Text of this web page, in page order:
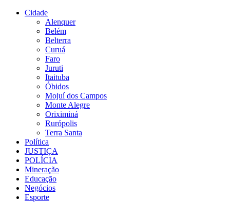
Cidade
Alenquer
Belém
Belterra
Curuá
Faro
Juruti
Itaituba
Óbidos
Mojuí dos Campos
Monte Alegre
Oriximiná
Rurópolis
Terra Santa
Política
JUSTIÇA
POLÍCIA
Mineração
Educação
Negócios
Esporte